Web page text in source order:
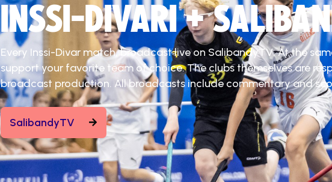
INSSI-DIVARI +
Every Inssi-Divar match, broadcast live on SalibandyTV. At the
support your favorite team of choice. The clubs themselves are
broadcast production. All broadcasts include commentary and
SalibandyTV